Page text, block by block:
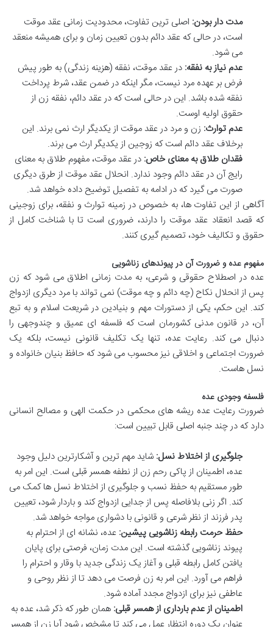
مدت دار بودن: اصلی ترین تفاوت، محدودیت زمانی عقد موقت
است، در حالی که عقد دائم بدون تعیین زمان و برای همیشه منعقد
می شود.
عدم نیاز به نفقه: در عقد موقت، نفقه (هزینه زندگی) به طور پیش
فرض بر عهده مرد نیست، مگر اینکه در ضمن عقد، شرط پرداخت
نفقه شده باشد. این در حالی است که در عقد دائم، نفقه زن از
حقوق اولیه اوست.
عدم توارث: زن و مرد در عقد موقت از یکدیگر ارث نمی برند. این
برخلاف عقد دائم است که زوجین از یکدیگر ارث می برند.
فقدان طلاق به معنای خاص: در عقد موقت، مفهوم طلاق به معنای
رایج آن در عقد دائم وجود ندارد. انحلال عقد موقت از طرق دیگری
صورت می گیرد که در ادامه به تفصیل توضیح داده خواهد شد.
آگاهی از این تفاوت ها، به خصوص در زمینه توارث و نفقه، برای زوجینی
که قصد انعقاد عقد موقت را دارند، ضروری است تا با شناخت کامل از
حقوق و تکالیف خود، تصمیم گیری کنند.
مفهوم عده و ضرورت آن در پیوندهای زناشویی
عده در اصطلاح حقوقی و شرعی، به مدت زمانی اطلاق می شود که زن
پس از انحلال نکاح (چه دائم و چه موقت) نمی تواند با مرد دیگری ازدواج
کند. این حکم، یکی از دستورات مهم و بنیادین در شریعت اسلام و به تبع
آن، در قانون مدنی کشورمان است که فلسفه ای عمیق و چندوجهی را
دنبال می کند. رعایت عده، تنها یک تکلیف قانونی نیست، بلکه یک
ضرورت اجتماعی و اخلاقی نیز محسوب می شود که حافظ بنیان خانواده و
نسل هاست.
فلسفه وجودی عده
ضرورت رعایت عده ریشه های محکمی در حکمت الهی و مصالح انسانی
دارد که در چند جنبه اصلی قابل تبیین است:
جلوگیری از اختلاط نسل: شاید مهم ترین و آشکارترین دلیل وجود
عده، اطمینان از پاکی رحم زن از نطفه همسر قبلی است. این امر به
طور مستقیم به حفظ نسب و جلوگیری از اختلاط نسل ها کمک می
کند. اگر زنی بلافاصله پس از جدایی ازدواج کند و باردار شود، تعیین
پدر فرزند از نظر شرعی و قانونی با دشواری مواجه خواهد شد.
حفظ حرمت رابطه زناشویی پیشین: عده، نشانه ای از احترام به
پیوند زناشویی گذشته است. این مدت زمان، فرصتی برای پایان
یافتن کامل رابطه قبلی و آغاز یک زندگی جدید با وقار و احترام را
فراهم می آورد. این امر به زن فرصت می دهد تا از نظر روحی و
عاطفی نیز برای ازدواج مجدد آماده شود.
اطمینان از عدم بارداری از همسر قبلی: همان طور که ذکر شد، عده به